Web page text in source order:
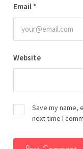
Email *
Website
Save my name,
next time I